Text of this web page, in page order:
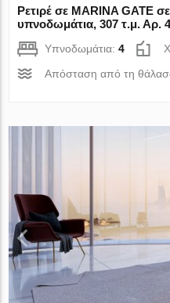
Ρετιρέ σε MARINA GATE
υπνοδωμάτια, 307 τ.μ. Αρ.
Υπνοδωμάτια:4
Απόσταση από τη